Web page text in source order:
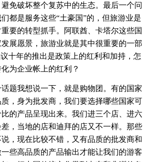
免破坏整个复苏中的生态。最后一个问
都是服务这些“土豪国”的，但旅游业是
要的转型抓手。阿联酋、卡塔尔这些国
展愿景，旅游业就是其中很重要的一部
十年的推出是政策上的红利和加持，怎
为企业帐上的红利？
题我想说一下，就是购物团。有的国家
，身为批发商，我们要选择哪些国家可
的产品呈现出来。我们进三个店、进六
，当地的店和迪拜的店又不一样。那些
，现在比较不错，又有品质的批发商和
些高品质的产品输出才能让我们的游客